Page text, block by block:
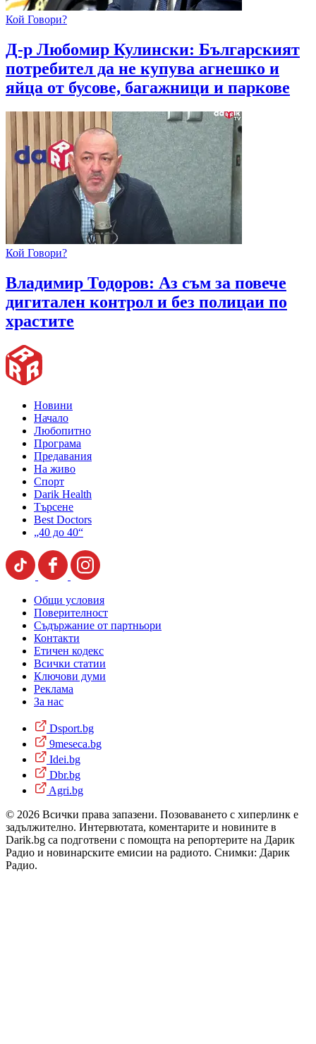
Кой Говори?
Д-р Любомир Кулински: Българският
потребител да не купува агнешко и
яйца от бусове, багажници и паркове
Кой Говори?
Владимир Тодоров: Аз съм за повече
дигитален контрол и без полицаи по
храстите
Новини
Начало
Любопитно
Програма
Предавания
На живо
Спорт
Darik Health
Търсене
Best Doctors
„40 до 40“
Общи условия
Поверителност
Съдържание от партньори
Контакти
Етичен кодекс
Всички статии
Ключови думи
Реклама
За нас
Dsport.bg
9meseca.bg
Idei.bg
Dbr.bg
Agri.bg
© 2026 Всички права запазени. Позоваването с хиперлинк е
задължително. Интервютата, коментарите и новините в
Darik.bg са подготвени с помощта на репортерите на Дарик
Радио и новинарските емисии на радиото. Снимки: Дарик
Радио.